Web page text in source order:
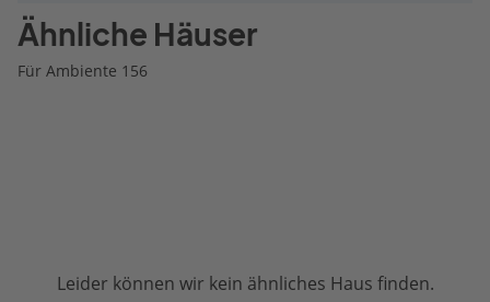
Ähnliche Häuser
Für Ambiente 156
Leider können wir kein ähnliches Haus finden.